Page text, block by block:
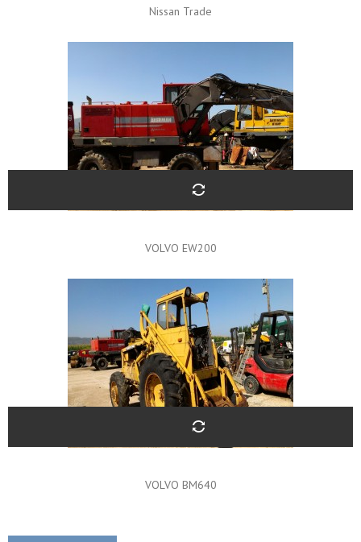
Nissan Trade
VOLVO EW200
VOLVO BM640